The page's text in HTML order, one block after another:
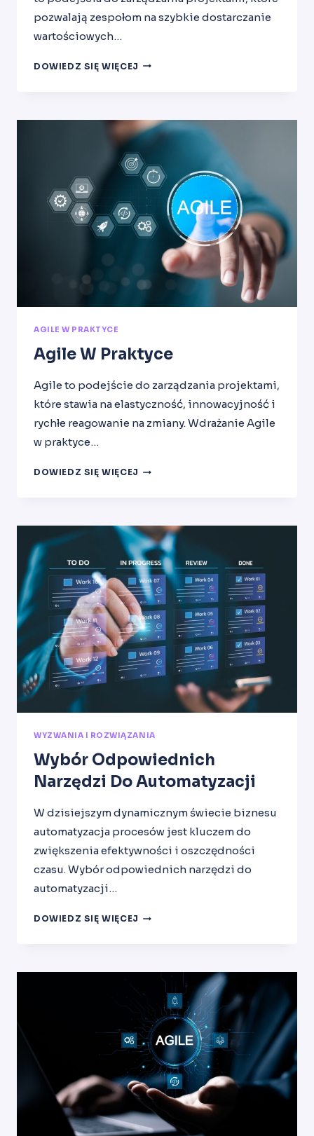
pozwalają zespołom na szybkie dostarczanie
wartościowych…
DOWIEDZ SIĘ WIĘCEJ METODYKI
XP)
AGILE W PRAKTYCE
Agile W Praktyce
Agile to podejście do zarządzania projektami,
które stawia na elastyczność, innowacyjność i
rychłe reagowanie na zmiany. Wdrażanie Agile
w praktyce…
DOWIEDZ SIĘ WIĘCEJ AGILE
WYZWANIA I ROZWIĄZANIA
Wybór Odpowiednich
Narzędzi Do Automatyzacji
W dzisiejszym dynamicznym świecie biznesu
automatyzacja procesów jest kluczem do
zwiększenia efektywności i oszczędności
czasu. Wybór odpowiednich narzędzi do
automatyzacji…
DOWIEDZ SIĘ WIĘCEJ WYBÓR
AUTOMATYZACJI